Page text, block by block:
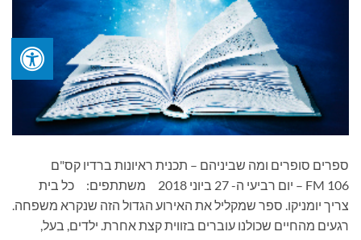
ספרים סופרים ומה שביניהם – תכנית ראיונות ברדיו קס"ם
106 FM – יום רביעי ה- 27 ביוני 2018 משתתפים: כל בית
צריך יומניקו. ספר שמקליל את האירוע הגדול הזה שנקרא משפחה.
רגעים מהחיים שכולנו עוברים בזווית קצת אחרת. ילדים, בעל,